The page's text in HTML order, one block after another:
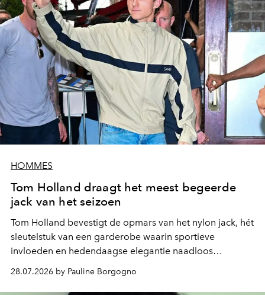
HOMMES
Tom Holland draagt het meest begeerde
jack van het seizoen
Tom Holland bevestigt de opmars van het nylon jack, hét
sleutelstuk van een garderobe waarin sportieve
invloeden en hedendaagse elegantie naadloos
samenkomen.
28.07.2026 by Pauline Borgogno